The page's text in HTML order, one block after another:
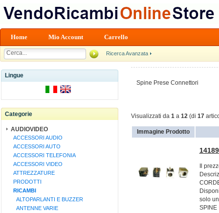
Home Mio Account Carrello
Ricerca Avanzata
Lingue
Categorie
AUDIOVIDEO
ACCESSORI AUDIO
ACCESSORI AUTO
ACCESSORI TELEFONIA
ACCESSORI VIDEO
ATTREZZATURE
PRODOTTI
RICAMBI
ALTOPARLANTI E BUZZER
ANTENNE VARIE
Spine Prese Connettori
Visualizzati da 1 a 12 (di 17
Immagine Prodotto
Il
solo
SPINE